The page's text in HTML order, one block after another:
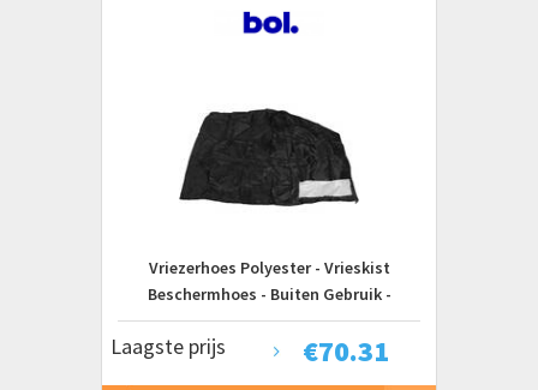
Vriezerhoes Polyester - Vrieskist
Beschermhoes - Buiten Gebruik -
Waterdicht en UV-bestendig - 3.5 Kubieke
Voet - Zwart
€70.31
Laagste prijs